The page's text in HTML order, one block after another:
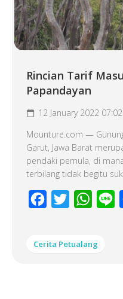
Rincian Tarif
Papandayan
12 January 2022 07:02
Mounture.com —
Garut, Jawa Barat
pendaki pemula, di
terbilang tidak begitu
Facebook
Twitter
Cerita Petualang